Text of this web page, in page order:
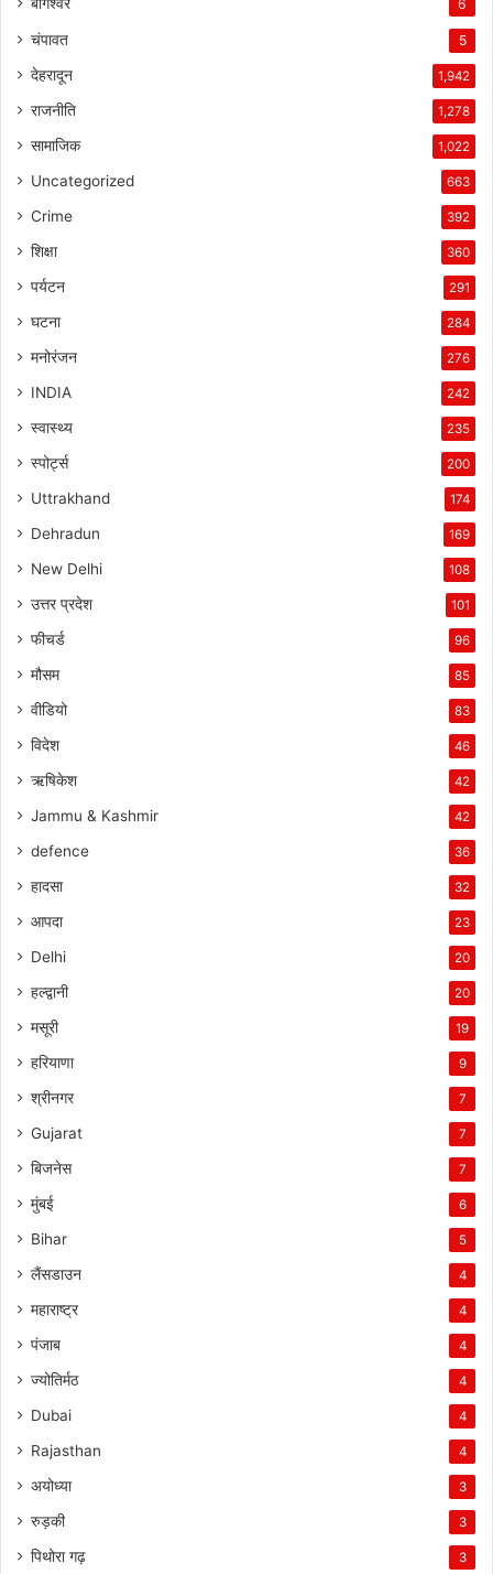
6
चंपावत 5
देहरादून 1,942
राजनीति 1,278
सामाजिक 1,022
Uncategorized 663
Crime 392
शिक्षा 360
पर्यटन 291
घटना 284
मनोरंजन 276
INDIA 242
स्वास्थ्य 235
स्पोर्ट्स 200
Uttrakhand 174
Dehradun 169
New Delhi 108
उत्तर प्रदेश 101
फीचर्ड 96
मौसम 85
वीडियो 83
विदेश 46
ऋषिकेश 42
Jammu & Kashmir 42
defence 36
हादसा 32
आपदा 23
Delhi 20
हल्द्वानी 20
मसूरी 19
हरियाणा 9
श्रीनगर 7
Gujarat 7
बिजनेस 7
मुंबई 6
Bihar 5
लैंसडाउन 4
महाराष्ट्र 4
पंजाब 4
ज्योतिर्मठ 4
Dubai 4
Rajasthan 4
अयोध्या 3
रुड़की 3
पिथोरा गढ़ 3